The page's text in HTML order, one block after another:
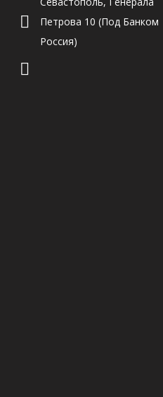
Петрова 10 (Под Банком
Россия)